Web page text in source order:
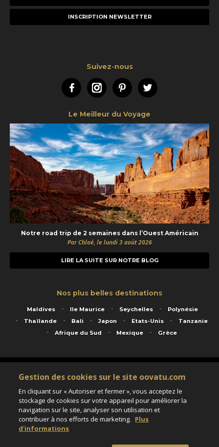
e-
Suivez-nous
FacebookInstagramPinterestTwitter
Le Meilleur du Voyage
Notre road trip de 2 semaines dans l’Ouest Américain
Par Chloé, le lundi 3 août 2026
LIRE LA SUITE SUR NOTRE BLOG
Nos plus belles destinations
Maldives Ile Maurice Seychelles
Polynésie
Thaïlande
Bali Japon Etats-Unis
Tanzanie
Afrique du Sud
Mexique Grèce
Service animé par Nautil Voyages - 22 rue Georges Picquart 75017 Paris - S.A.S
au capital de 155 696 euros - RCS Paris B 423 671 973 - Code APE 7911Z
Matricule Atout France IM075100020 - Garantie financière Groupama - Agrément IATA
Assurance responsabilité civile et professionnelle HISCOX RCP0081066
Gestion des cookies sur le site oovatu.com
En cliquant sur « Autoriser et fermer », vous acceptez le
stockage de cookies sur votre appareil pour améliorer la
navigation sur le site, analyser son utilisation et
contribuer à nos efforts de marketing. Plus
d'informations